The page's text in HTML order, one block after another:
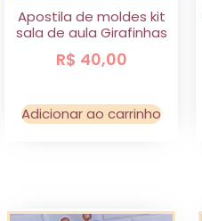
Apostila de moldes kit
sala de aula Girafinhas
R$ 40,00
Adicionar ao carrinho